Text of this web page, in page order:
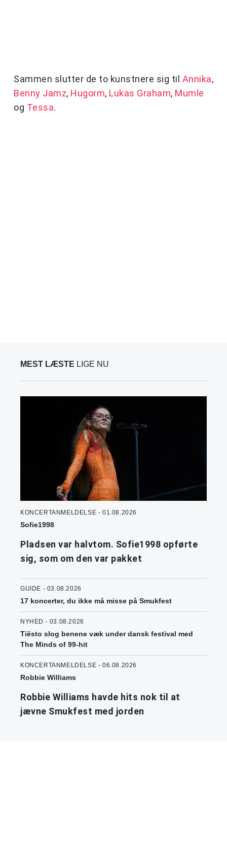
Sammen slutter de to kunstnere sig til Annika,
Benny Jamz, Hugorm, Lukas Graham, Mumle
og Tessa.
MEST LÆSTE LIGE NU
KONCERTANMELDELSE - 01.08.2026
Sofie1998
Pladsen var halvtom. Sofie1998 opførte
sig, som om den var pakket
GUIDE - 03.08.2026
17 koncerter, du ikke må misse på Smukfest
NYHED - 03.08.2026
Tiësto slog benene væk under dansk festival med
The Minds of 99-hit
KONCERTANMELDELSE - 06.08.2026
Robbie Williams
Robbie Williams havde hits nok til at
jævne Smukfest med jorden